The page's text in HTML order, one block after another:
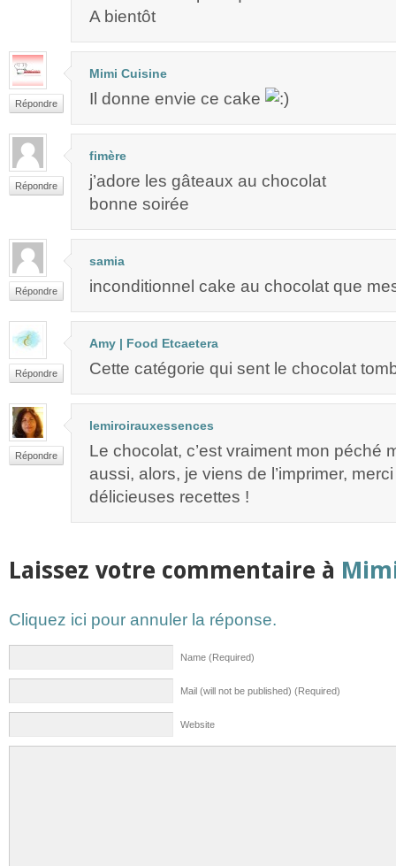
A bientôt
Répondre
Mimi Cuisine
Il donne envie ce cake
Répondre
fimère
j’adore les gâteaux au chocolat
bonne soirée
Répondre
samia
inconditionnel cake au chocolat que
Répondre
Amy | Food Etcaetera
Cette catégorie qui sent le chocolat
Répondre
lemiroirauxessences
Le chocolat, c’est vraiment mon péché
aussi, alors, je viens de l’imprimer,
délicieuses recettes !
Laissez votre commentaire à
Cliquez ici pour annuler la réponse.
Name (Required)
Mail (will not be published) (Required)
Website